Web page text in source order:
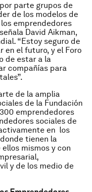
parte grupos de
de los modelos de
emprendedores
David Aikman,
“Estoy seguro de
en el futuro, y el Foro
de estar a la
compañías para
de la amplia
de la Fundación
emprendedores
sociales de
en los
tienen la
mismos y con
y de los medio de